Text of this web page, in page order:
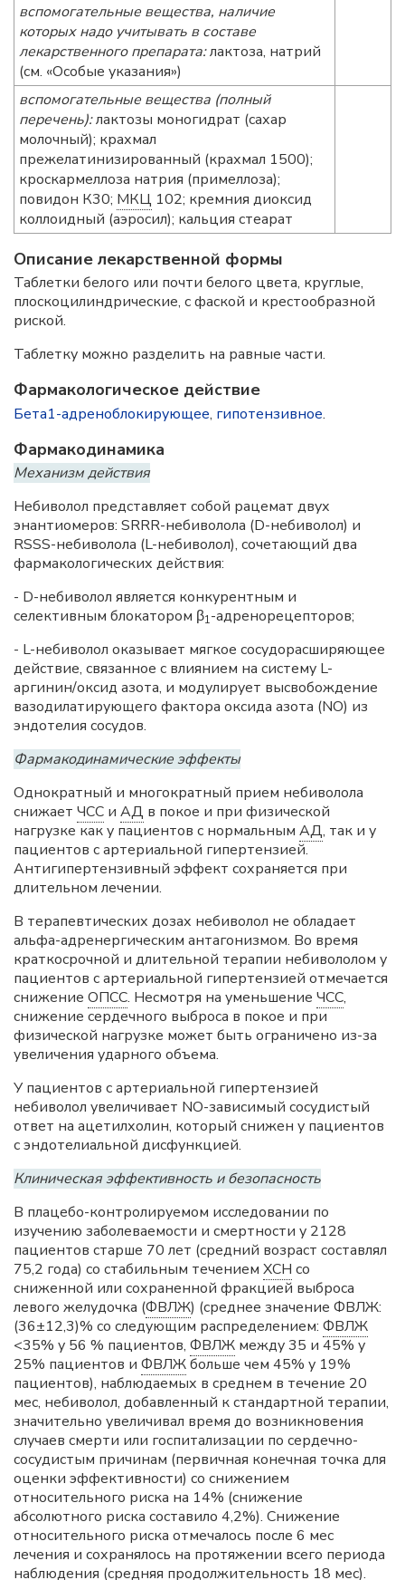
вспомогательные вещества, наличие
которых надо учитывать в составе
лекарственного препарата:лактоза, натрий
(см. «Особые указания»)
вспомогательные вещества (полный
перечень):лактозы моногидрат (сахар
молочный); крахмал
прежелатинизированный (крахмал 1500);
кроскармеллоза натрия (примеллоза);
повидон К30; МКЦ 102; кремния диоксид
коллоидный (аэросил); кальция стеарат
Описание лекарственной формы
Таблетки белого или почти белого цвета, круглые,
плоскоцилиндрические, с фаской и крестообразной
риской.
Таблетку можно разделить на равные части.
Фармакологическое действие
Бета1-адреноблокирующее, гипотензивное.
Фармакодинамика
Механизм действия
Небиволол представляет собой рацемат двух
энантиомеров: SRRR-небиволола (D-небиволол) и
RSSS-небиволола (L-небиволол), сочетающий два
фармакологических действия:
- D-небиволол является конкурентным и
селективным блокатором β1-адренорецепторов;
- L-небиволол оказывает мягкое сосудорасширяющее
действие, связанное с влиянием на систему L-
аргинин/оксид азота, и модулирует высвобождение
вазодилатирующего фактора оксида азота (NO) из
эндотелия сосудов.
Фармакодинамические эффекты
Однократный и многократный прием небиволола
снижает ЧСС и АД в покое и при физической
нагрузке как у пациентов с нормальным АД, так и у
пациентов с артериальной гипертензией.
Антигипертензивный эффект сохраняется при
длительном лечении.
В терапевтических дозах небиволол не обладает
альфа-адренергическим антагонизмом. Во время
краткосрочной и длительной терапии небивололом у
пациентов с артериальной гипертензией отмечается
снижение ОПСС. Несмотря на уменьшение ЧСС,
снижение сердечного выброса в покое и при
физической нагрузке может быть ограничено из-за
увеличения ударного объема.
У пациентов с артериальной гипертензией
небиволол увеличивает NO-зависимый сосудистый
ответ на ацетилхолин, который снижен у пациентов
с эндотелиальной дисфункцией.
Клиническая эффективность и безопасность
В плацебо-контролируемом исследовании по
изучению заболеваемости и смертности у 2128
пациентов старше 70 лет (средний возраст составлял
75,2 года) со стабильным течением ХСН со
сниженной или сохраненной фракцией выброса
левого желудочка (ФВЛЖ) (среднее значение ФВЛЖ:
(36±12,3)% со следующим распределением: ФВЛЖ
<35% у 56 % пациентов, ФВЛЖ между 35 и 45% у
25% пациентов и ФВЛЖбольше чем 45% у 19%
пациентов), наблюдаемых в среднем в течение 20
мес, небиволол, добавленный к стандартной терапии,
значительно увеличивал время до возникновения
случаев смерти или госпитализации по сердечно-
сосудистым причинам (первичная конечная точка для
оценки эффективности) со снижением
относительного риска на 14% (снижение
абсолютного риска составило 4,2%). Снижение
относительного риска отмечалось после 6 мес
лечения и сохранялось на протяжении всего периода
наблюдения (средняя продолжительность 18 мес).